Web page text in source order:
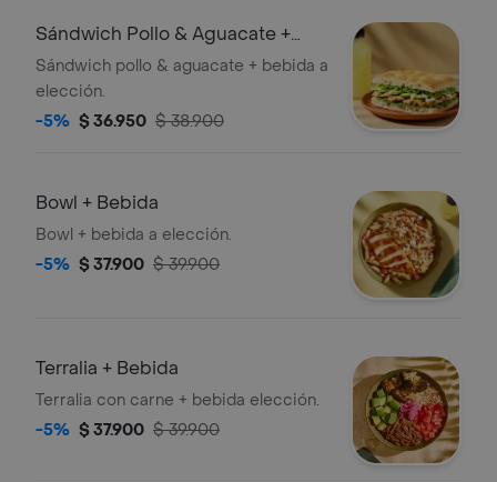
Sándwich Pollo & Aguacate +
Bebida
Sándwich pollo & aguacate + bebida a
elección.
-5% $ 36.950 $ 38.900
Bowl + Bebida
Bowl + bebida a elección.
-5% $ 37.900 $ 39.900
Terralia + Bebida
Terralia con carne + bebida elección.
-5% $ 37.900 $ 39.900